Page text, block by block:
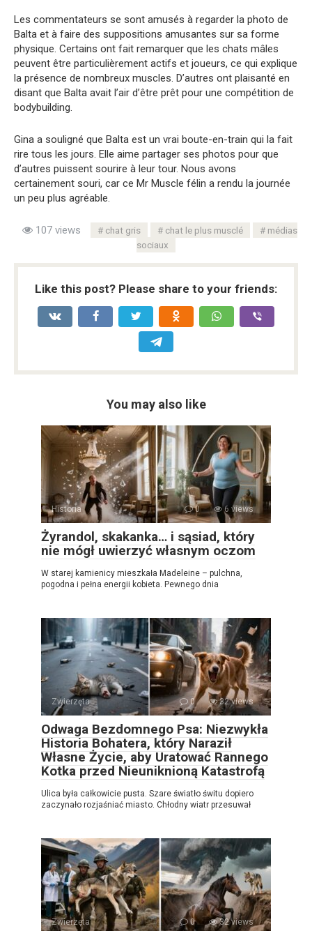
Les commentateurs se sont amusés à regarder la photo de
Balta et à faire des suppositions amusantes sur sa forme
physique. Certains ont fait remarquer que les chats mâles
peuvent être particulièrement actifs et joueurs, ce qui explique
la présence de nombreux muscles. D’autres ont plaisanté en
disant que Balta avait l’air d’être prêt pour une compétition de
bodybuilding.
Gina a souligné que Balta est un vrai boute-en-train qui la fait
rire tous les jours. Elle aime partager ses photos pour que
d’autres puissent sourire à leur tour. Nous avons
certainement souri, car ce Mr Muscle félin a rendu la journée
un peu plus agréable.
107 views chat gris chat le plus musclé
médias
sociaux
Like this post? Please share to your friends:
You may also like
Historia 0 6 views
Żyrandol, skakanka… i sąsiad, który
nie mógł uwierzyć własnym oczom
W starej kamienicy mieszkała Madeleine – pulchna,
pogodna i pełna energii kobieta. Pewnego dnia
Zwierzęta 0 32 views
Odwaga Bezdomnego Psa: Niezwykła
Historia Bohatera, który Naraził
Własne Życie, aby Uratować Rannego
Kotka przed Nieuniknioną Katastrofą
Ulica była całkowicie pusta. Szare światło świtu dopiero
zaczynało rozjaśniać miasto. Chłodny wiatr przesuwał
Zwierzęta 0 32 views